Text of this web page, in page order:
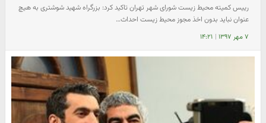
رییس کمیته محیط زیست شورای شهر تهران تاکید کرد: بزرگراه شهید شوشتری به هیچ
عنوان نباید بدون اخذ مجوز محیط زیست احداث…
۷ مهر ۱۳۹۷ | ۱۴:۲۱